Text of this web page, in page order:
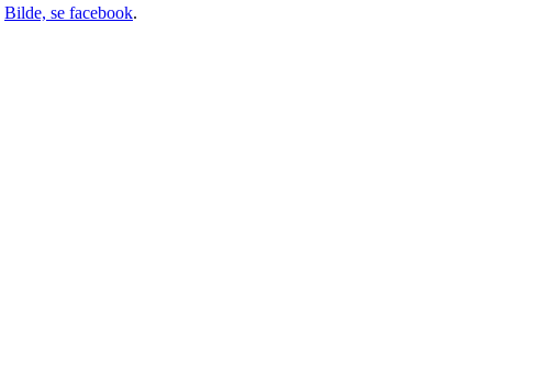
Bilde, se facebook.